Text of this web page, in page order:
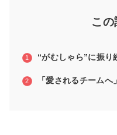
この
“がむしゃら”に振り
「愛されるチーム